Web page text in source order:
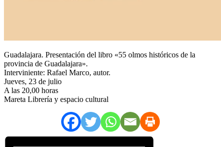
Guadalajara. Presentación del libro «55 olmos históricos de la
provincia de Guadalajara».
Interviniente: Rafael Marco, autor.
Jueves, 23 de julio
A las 20,00 horas
Mareta Librería y espacio cultural